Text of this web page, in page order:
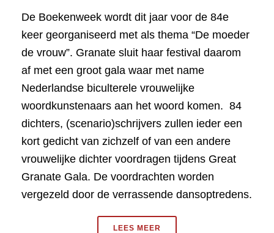
De Boekenweek wordt dit jaar voor de 84e
keer georganiseerd met als thema “De moeder
de vrouw”. Granate sluit haar festival daarom
af met een groot gala waar met name
Nederlandse biculterele vrouwelijke
woordkunstenaars aan het woord komen. 84
dichters, (scenario)schrijvers zullen ieder een
kort gedicht van zichzelf of van een andere
vrouwelijke dichter voordragen tijdens Great
Granate Gala. De voordrachten worden
vergezeld door de verrassende dansoptredens.
LEES MEER